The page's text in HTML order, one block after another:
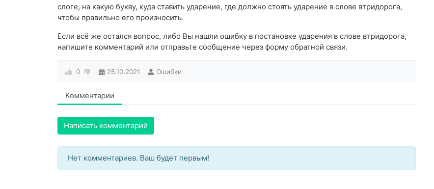
слоге, на какую букву, куда ставить ударение, где должно стоять ударение в слове втридорога,
чтобы правильно его произносить.
Если всё же остался вопрос, либо Вы нашли ошибку в постановке ударения в слове втридорога,
напишите комментарий или отправьте сообщение через форму обратной связи.
0 25.10.2021 Ошибки
Комментарии
Написать комментарий
Нет комментариев. Ваш будет первым!